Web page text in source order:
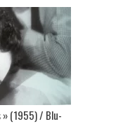
(1955) / Blu-